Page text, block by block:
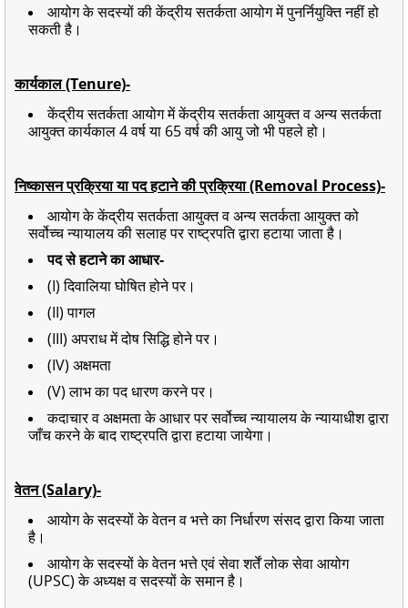
आयोग के सदस्यों की केंद्रीय सतर्कता आयोग में पुनर्नियुक्ति नहीं हो
सकती है।
कार्यकाल (Tenure)-
केंद्रीय सतर्कता आयोग में केंद्रीय सतर्कता आयुक्त व अन्य सतर्कता
आयुक्त कार्यकाल 4 वर्ष या 65 वर्ष की आयु जो भी पहले हो।
निष्कासन प्रक्रिया या पद हटाने की प्रक्रिया (Removal Process)-
आयोग के केंद्रीय सतर्कता आयुक्त व अन्य सतर्कता आयुक्त को
सर्वोच्च न्यायालय की सलाह पर राष्ट्रपति द्वारा हटाया जाता है।
पद से हटाने का आधार-
(I) दिवालिया घोषित होने पर।
(II) पागल
(III) अपराध में दोष सिद्धि होने पर।
(IV) अक्षमता
(V) लाभ का पद धारण करने पर।
कदाचार व अक्षमता के आधार पर सर्वोच्च न्यायालय के न्यायाधीश द्वारा
जाँच करने के बाद राष्ट्रपति द्वारा हटाया जायेगा।
वेतन (Salary)-
आयोग के सदस्यों के वेतन व भत्ते का निर्धारण संसद द्वारा किया जाता
है।
आयोग के सदस्यों के वेतन भत्ते एवं सेवा शर्तें लोक सेवा आयोग
(UPSC) के अध्यक्ष व सदस्यों के समान है।